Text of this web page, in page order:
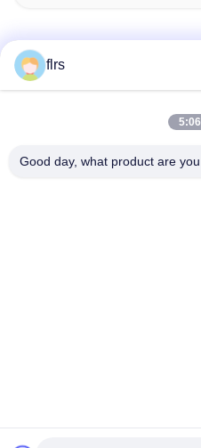
Avenida No.3939 euro-
Shaanxi Flourish Industrial
flrs
Good day, what product are